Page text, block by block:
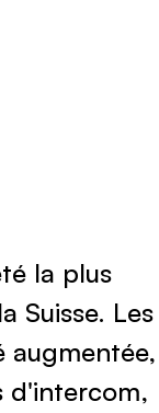
Les
augmentée,
d'intercom,